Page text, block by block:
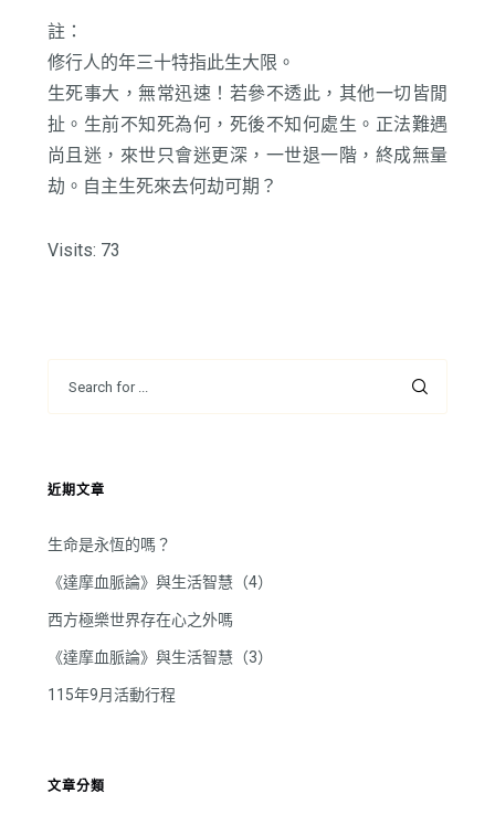
註：
修行人的年三十特指此生大限。
生死事大，無常迅速！若參不透此，其他一切皆閒
扯。生前不知死為何，死後不知何處生。正法難遇
尚且迷，來世只會迷更深，一世退一階，終成無量
劫。自主生死來去何劫可期？
Visits: 73
近期文章
生命是永恆的嗎？
《達摩血脈論》與生活智慧（4）
西方極樂世界存在心之外嗎
《達摩血脈論》與生活智慧（3）
115年9月活動行程
文章分類